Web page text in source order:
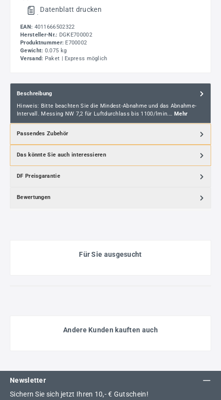
. Datenblatt drucken
EAN: 4011666502322
Hersteller-Nr.: DGKE700002
Produktnummer: E700002
Gewicht: 0.075 kg
Versand: Paket | Express möglich
Beschreibung
Hinweis: Bitte beachten Sie die Mindest-Abnahme und das Abnahme-
Intervall. Messing NW 7,2 für Luftdurchlass bis 1100/lmin.… Mehr
Passendes Zubehör
Das könnte Sie auch interessieren
DF Preisgarantie
Bewertungen
Für Sie ausgesucht
Andere Kunden kauften auch
Newsletter
Sichern Sie sich jetzt Ihren 10,- € Gutschein!